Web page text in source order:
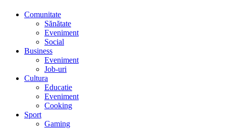
Comunitate
Sănătate
Eveniment
Social
Business
Eveniment
Job-uri
Cultura
Educatie
Eveniment
Cooking
Sport
Gaming